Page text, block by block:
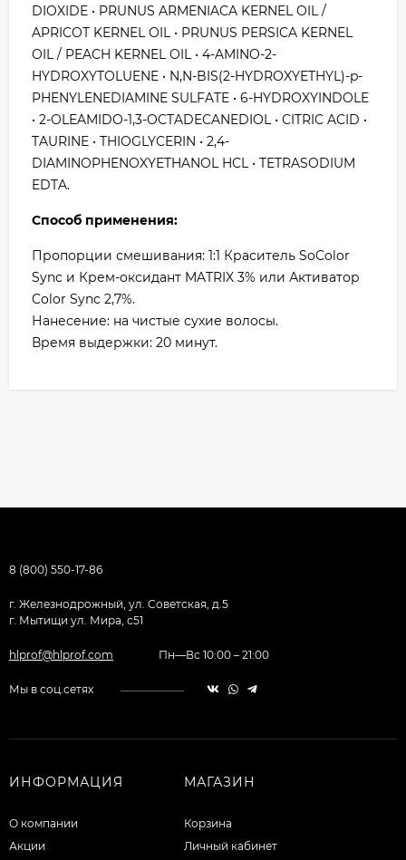
DIOXIDE • PRUNUS ARMENIACA KERNEL OIL /
APRICOT KERNEL OIL • PRUNUS PERSICA KERNEL
OIL / PEACH KERNEL OIL • 4-AMINO-2-
HYDROXYTOLUENE • N,N-BIS(2-HYDROXYETHYL)-p-
PHENYLENEDIAMINE SULFATE • 6-HYDROXYINDOLE
• 2-OLEAMIDO-1,3-OCTADECANEDIOL • CITRIC ACID •
TAURINE • THIOGLYCERIN • 2,4-
DIAMINOPHENOXYETHANOL HCL • TETRASODIUM
EDTA.
Способ применения:
Пропорции смешивания: 1:1 Краситель SoColor
Sync и Крем-оксидант MATRIX 3% или Активатор
Color Sync 2,7%.
Нанесение: на чистые сухие волосы.
Время выдержки: 20 минут.
8 (800) 550-17-86
г. Железнодрожный, ул. Советская, д.5
г. Мытищи ул. Мира, с51
hlprof@hlprof.com Пн—Вс 10:00 – 21:00
Мы в соц.сетях
ИНФОРМАЦИЯ
О компании
Акции
МАГАЗИН
Корзина
Личный кабинет